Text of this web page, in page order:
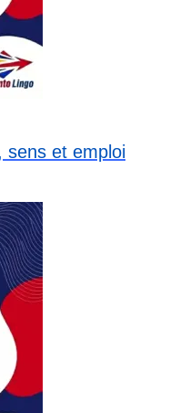
sens et emploi